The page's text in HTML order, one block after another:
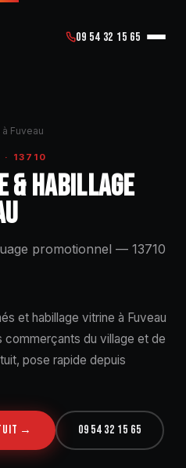
09 54 32 15 65
Fuveau
· 13710
& HABILLAGE
promotionnel — 13710
et habillage vitrine à Fuveau
commerçants du village et de
pose rapide depuis
→ 09 54 32 15 65